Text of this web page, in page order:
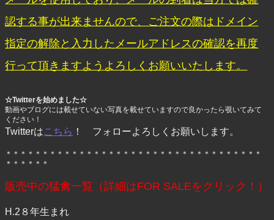
認する事が出来ませんので、ご注文の際はドメイン
指定の解除と入力したメールアドレスの確認を再度
行って頂きますようよろしくお願いいたします。
☆Twitterを始めました☆
動画やブログには載せていない写真を載せていますので良かったら覗いてみて
ください！
Twitterはこちら ！ フォローよろしくお願いします。
＊＊＊＊＊＊＊＊＊＊＊＊＊＊＊＊＊＊＊＊＊＊＊＊＊＊＊＊＊＊＊＊＊＊＊
＊＊＊＊＊＊
販売中の猛禽一覧（詳細はFOR SALEをクリック！）
H.2８年生まれ